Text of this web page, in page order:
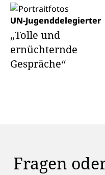
UN-Jugenddelegierter
„Tolle und
ernüchternde
Gespräche“
Fragen